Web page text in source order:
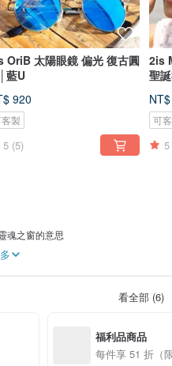
OriB 太陽眼鏡 偏光 復古圓
藍U
920
製
5 (5)
2is
聖
可
5
魂之窗的意思
看全部 (6)
福利品商品
每件享 51 折（